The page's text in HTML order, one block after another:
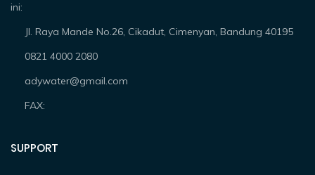
ini:
Jl. Raya Mande No.26, Cikadut, Cimenyan, Bandung 40195
0821 4000 2080
adywater@gmail.com
FAX:
SUPPORT